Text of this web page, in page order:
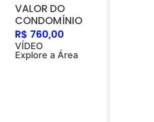
VALOR DO
CONDOMÍNIO
R$ 760,00
VÍDEO
Explore a Área